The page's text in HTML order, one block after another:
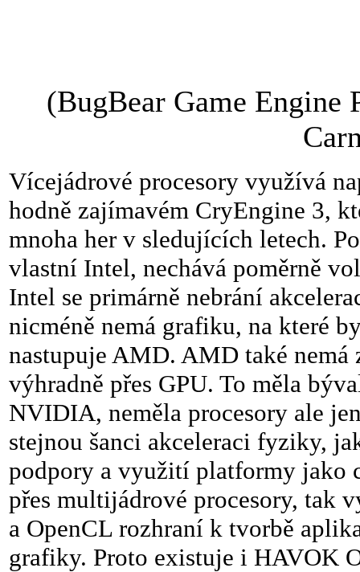
(BugBear Game Engine
Vícejádrové procesory využívá
hodně zajímavém CryEngine 3,
mnoha her v sledujících letech.
vlastní Intel, nechává poměrně
Intel se primárně nebrání
nicméně nemá grafiku, na které
nastupuje AMD. AMD také
výhradně přes GPU. To měla
NVIDIA, neměla procesory ale
stejnou šanci akceleraci fyziky,
podpory a využití platformy jako
přes multijádrové procesory, tak
a OpenCL rozhraní k tvorbě
grafiky. Proto existuje i HAVOK